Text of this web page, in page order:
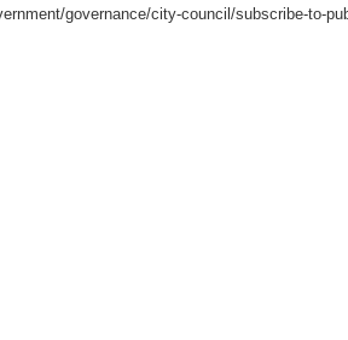
governance/city-council/subscribe-to-